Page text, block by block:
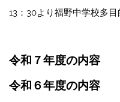
13：30より福野中学校多目
令和７年度の内容
令和６年度の内容